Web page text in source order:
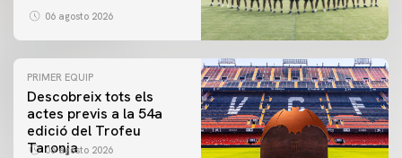
06 agosto 2026
PRIMER EQUIP
Descobreix tots els
actes previs a la 54a
edició del Trofeu
Taronja
06 agosto 2026